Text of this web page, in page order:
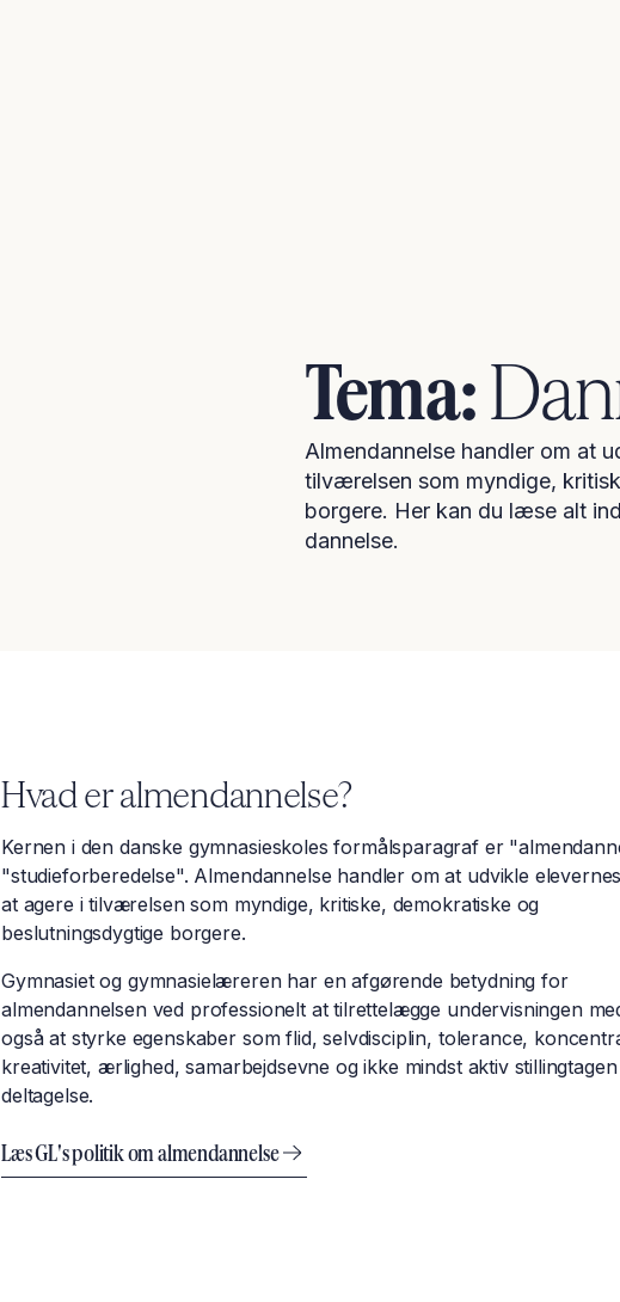
Tema:
Almendannelse handler om at
tilværelsen som myndige,
borgere. Her kan du læse alt
dannelse.
Hvad er almendannelse?
​​​​​​​​​​​​​​​​​​​​​​​​Kernen i den danske gymnasieskoles formålsparagraf er
"studieforberedelse". Almendannelse handler om at udvikle
at agere i tilværelsen som myndige, kritiske, demokratiske og
beslutningsdygtige borgere.
Gymnasiet og gymnasielæreren har en afgørende betydning for
almendannelsen ved professionelt at tilrettelægge undervisningen
også at styrke egenskaber som flid, selvdisciplin, tolerance,
kreativitet, ærlighed, samarbejdsevne og ikke mindst aktiv
deltagelse.
Læs GL's politik om almendannelse